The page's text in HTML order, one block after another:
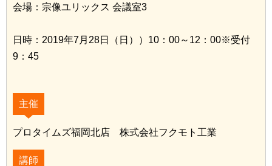
会場：宗像ユリックス 会議室3
日時：2019年7月28日（日））10：00～12：00※受付
9：45
主催
プロタイムズ福岡北店 株式会社フクモト工業
講師